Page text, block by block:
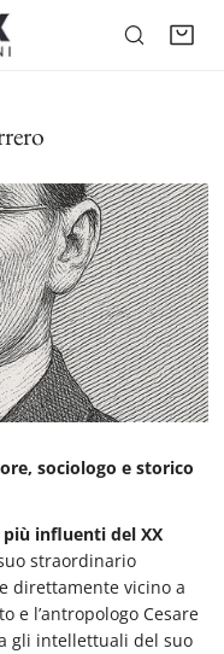
sociologo e storico
più influenti del XX
straordinario
direttamente vicino a
e l’antropologo Cesare
gli intellettuali del suo